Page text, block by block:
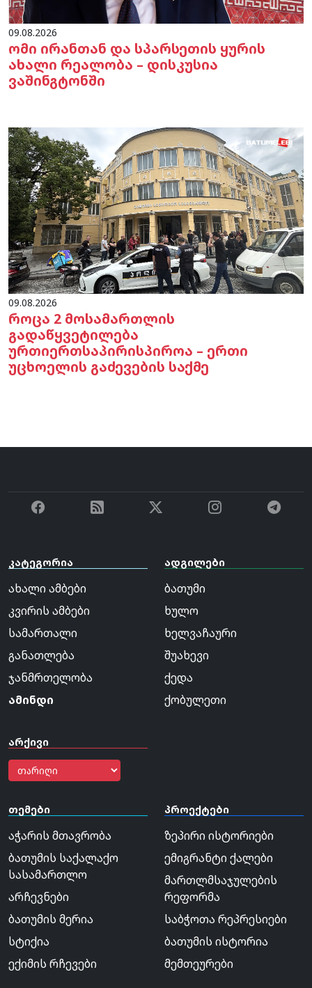
09.08.2026
ომი ირანთან და სპარსეთის ყურის
ახალი რეალობა – დისკუსია
ვაშინგტონში
09.08.2026
როცა 2 მოსამართლის
გადაწყვეტილება
ურთიერთსაპირისპიროა – ერთი
უცხოელის გაძევების საქმე
კატეგორია
ახალი ამბები
კვირის ამბები
სამართალი
განათლება
ჯანმრთელობა
ამინდი
არქივი
ადგილები
ბათუმი
ხულო
ხელვაჩაური
შუახევი
ქედა
ქობულეთი
თემები
აჭარის მთავრობა
ბათუმის საქალაქო
სასამართლო
არჩევნები
ბათუმის მერია
სტიქია
ექიმის რჩევები
პროექტები
ზეპირი ისტორიები
ემიგრანტი ქალები
მართლმსაჯულების
რეფორმა
საბჭოთა რეპრესიები
ბათუმის ისტორია
მემთეურები